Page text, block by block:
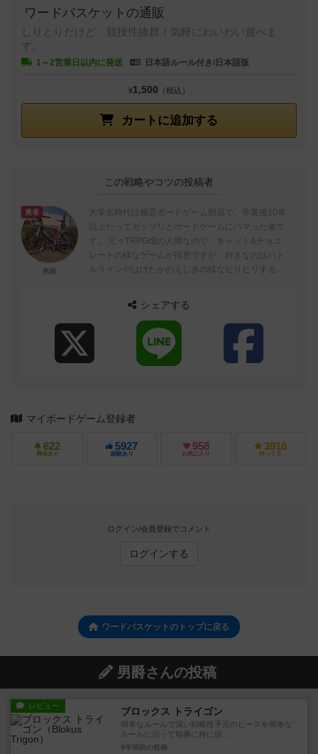
ワードバスケットの通販
しりとりだけど、競技性抜群！気軽にわいわい遊べま
す。
1～2営業日以内に発送 日本語ルール付き/日本語版
カートに追加する
¥1,500 （税込）
この戦略やコツの投稿者
勇者
男爵
大学生時代は幽霊ボードゲーム部員で、卒業後10年
以上たってガッツリとボードゲームにハマった者で
す。 元々TRPG畑の人間なので、キャット&チョコ
レートの様なゲームが得意ですが、好きなのはバト
ルラインやはげたかのえじきの様なヒリヒリするゲ
シェアする
マイボードゲーム登録者
622
興味あり
5927
経験あり
958
お気に入り
3916
持ってる
ログイン/会員登録でコメント
ログインする
ワードバスケットのトップに戻る
男爵さんの投稿
レビュー ブロックス トライゴン
簡単なルールで深い戦略性手元のピースを簡単な
ルールに沿って順番に枠に嵌...
9年弱前 の投稿